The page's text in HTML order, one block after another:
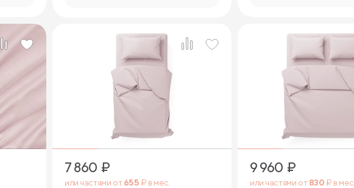
7 860 ₽
или частями от655 ₽ в мес.
9 960 ₽
или частями от830 ₽ в мес.